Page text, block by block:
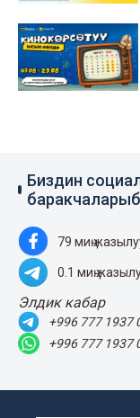
Биздин
79 миң
0.1 миң
Элдик кабар
+996 777 1937
+996 777 1937